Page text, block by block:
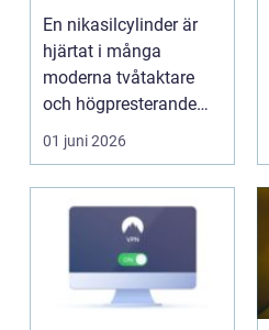
att rädda
En nikasilcylinder är
hjärtat i många
moderna tvåtaktare
och högpresterande
fyrtaktsmotorer. När
01 juni 2026